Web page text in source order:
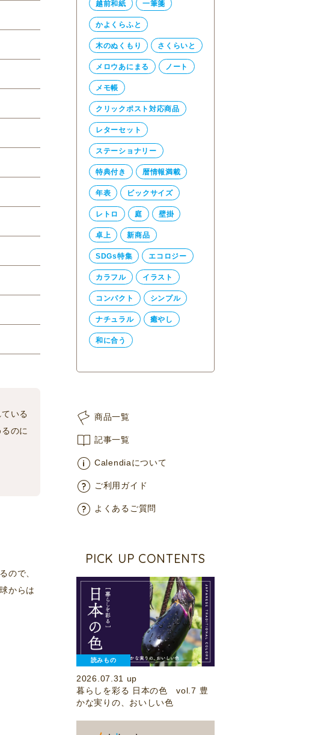
いる
のに
ので、
からは
越前和紙 一筆箋
かよくらふと
木のぬくもり さくらいと
メロウあにまる ノート
メモ帳
クリックポスト対応商品
レターセット
ステーショナリー
特典付き 暦情報満載
年表 ビックサイズ
レトロ 庭 壁掛
卓上 新商品
SDGs特集 エコロジー
カラフル イラスト
コンパクト シンプル
ナチュラル 癒やし
和に合う
商品一覧
記事一覧
Calendiaについて
ご利用ガイド
よくあるご質問
PICK UP CONTENTS
読みもの
2026.07.31 up
暮らしを彩る 日本の色 vol.7 豊
かな実りの、おいしい色